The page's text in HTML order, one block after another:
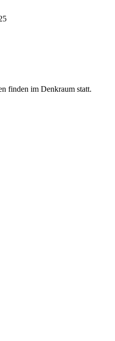
finden im Denkraum statt.